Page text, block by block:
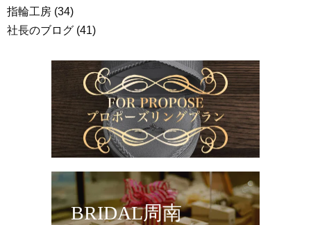
指輪工房 (34)
社長のブログ (41)
BRIDAL周南